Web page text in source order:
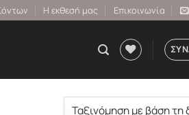
Η εκθεσή μας Επικοινωνία